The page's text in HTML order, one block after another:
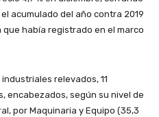
acumulado del año contra 2019
había registrado en el marco
relevados, 11
encabezados, según su nivel de
por Maquinaria y Equipo (35,3